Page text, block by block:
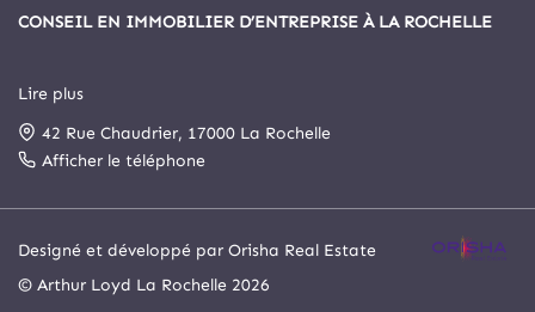
CONSEIL EN IMMOBILIER D’ENTREPRISE À LA ROCHELLE
Depuis 1999, Arthur Loyd La Rochelle est le principal cabinet
spécialisé en immobilier d’entreprise et commerce de la cité
rochelaise.
Notre agence a intégré, le 1er novembre 2025, le cabinet
service juridique et d’un service de gestion locative et d’asset
Lire plus
42 Rue Chaudrier, 17000 La Rochelle
Afficher le téléphone
Designé et développé par Orisha Real Estate
© Arthur Loyd La Rochelle 2026